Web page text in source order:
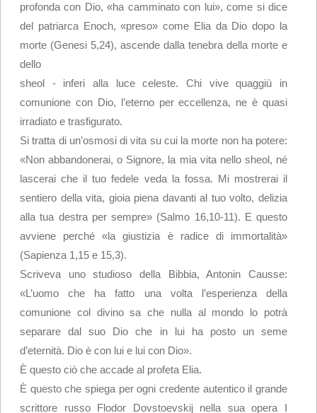
profonda con Dio, «ha camminato con lui», come si dice
del patriarca Enoch, «preso» come Elia da Dio dopo la
morte (Genesi 5,24), ascende dalla tenebra della morte e
dello
sheol - inferi alla luce celeste. Chi vive quaggiù in
comunione con Dio, l’eterno per eccellenza, ne è quasi
irradiato e trasfigurato.
Si tratta di un’osmosi di vita su cui la morte non ha potere:
«Non abbandonerai, o Signore, la mia vita nello sheol, né
lascerai che il tuo fedele veda la fossa. Mi mostrerai il
sentiero della vita, gioia piena davanti al tuo volto, delizia
alla tua destra per sempre» (Salmo 16,10-11). E questo
avviene perché «la giustizia è radice di immortalità»
(Sapienza 1,15 e 15,3).
Scriveva uno studioso della Bibbia, Antonin Causse:
«L’uomo che ha fatto una volta l’esperienza della
comunione col divino sa che nulla al mondo lo potrà
separare dal suo Dio che in lui ha posto un seme
d’eternità. Dio è con lui e lui con Dio».
È questo ciò che accade al profeta Elia.
È questo che spiega per ogni credente autentico il grande
scrittore russo Flodor Dovstoevskij nella sua opera I